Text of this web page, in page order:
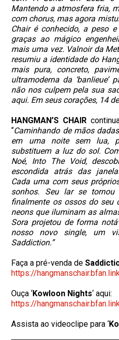
Mantendo a atmosfera fria,
com chorus, mas agora
Chair é conhecido, a peso
graças ao mágico
mais uma vez. Valnoir da
resumiu a identidade do
mais pura, concreto,
ultramoderna da ‘banlieue’
não nos culpem pela sua
aqui. Em seus corações, 14
HANGMAN’S CHAIR
“Caminhando de mãos
em uma noite sem lua,
substituem a luz do sol.
Noé, Into The Void,
escondida atrás das
Cada uma com seus
sonhos. Seu lar se
finalmente os ossos do seu
neons que iluminam as
Sora projetou de forma
nosso novo single, um
Saddiction.”
Faça a pré-venda de
https://hangmanschair.bfan.
Ouça ‘Kowloon Nights‘ aqui:
https://hangmanschair.bfan.
Assista ao videoclipe para ‘